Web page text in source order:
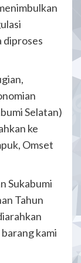
diproses
Selatan)
ke
Omset
Sukabumi
Tahun
kami